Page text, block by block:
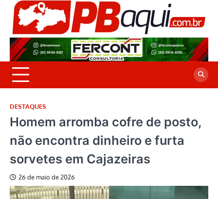
Skip
content
DESTAQUES
Homem arromba cofre de posto,
não encontra dinheiro e furta
sorvetes em Cajazeiras
26 de maio de 2026